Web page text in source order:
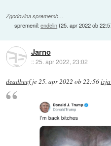
Zgodovina sprememb…
spremenil:endelin(25. apr 2022 ob
Jarno
::25. apr 2022, 23:02
deadbeefje25. apr 2022 ob 22:56